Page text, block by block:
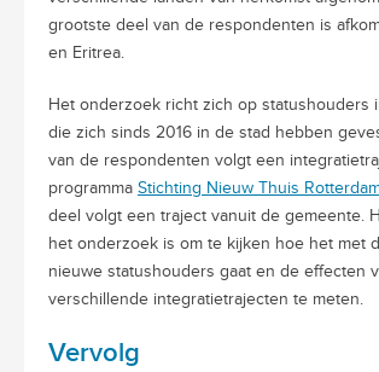
grootste deel van de respondenten is
en Eritrea.
Het onderzoek richt zich op statushouders
die zich sinds 2016 in de stad hebben
van de respondenten volgt een
programma Stichting Nieuw Thuis
deel volgt een traject vanuit de gemeente.
het onderzoek is om te kijken hoe het met
nieuwe statushouders gaat en de effecten
verschillende integratietrajecten te meten.
Vervolg